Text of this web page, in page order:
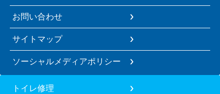
お問い合わせ
サイトマップ
ソーシャルメディアポリシー
トイレ修理